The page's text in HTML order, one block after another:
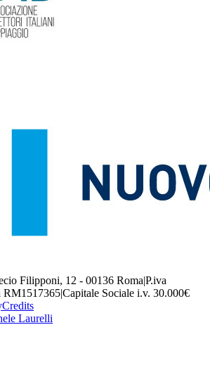
Filipponi, 12 - 00136 Roma|P.iva
RM1517365|Capitale Sociale i.v. 30.000€
Credits
Laurelli